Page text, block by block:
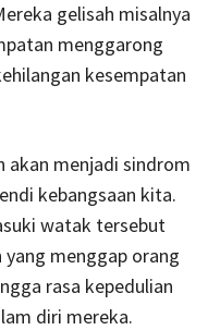
gelisah misalnya
menggarong
kesempatan
akan menjadi sindrom
kebangsaan kita.
watak tersebut
menggap orang
rasa kepedulian
diri mereka.